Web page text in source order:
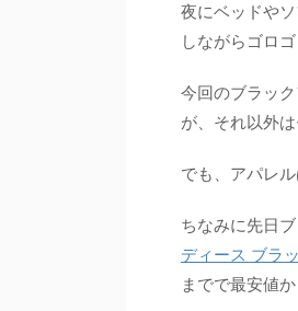
夜にベッドや
しながらゴロ
今回のブラッ
が、それ以外
でも、アパレ
ちなみに先日
ディース ブラ
までで最安値